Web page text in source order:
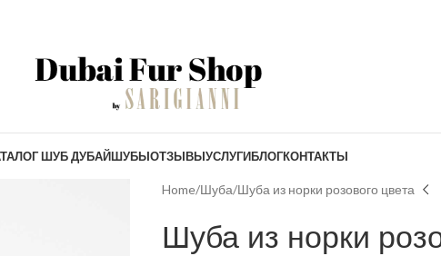
ШУБ ДУБАЙШУБЫОТЗЫВЫУСЛУГИБЛОГКОНТАКТЫ
Home Шуба Шуба из норки розового цвета
Шуба из норки